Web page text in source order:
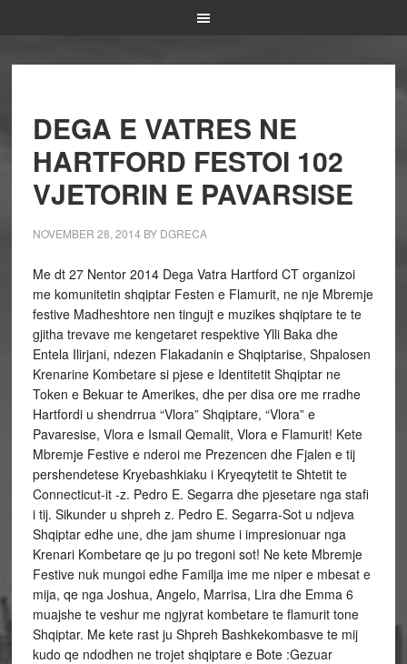
DEGA E VATRES NE
HARTFORD FESTOI 102
VJETORIN E PAVARSISE
NOVEMBER 28, 2014 BY DGRECA
Me dt 27 Nentor 2014 Dega Vatra Hartford CT organizoi
me komunitetin shqiptar Festen e Flamurit, ne nje Mbremje
festive Madheshtore nen tingujt e muzikes shqiptare te te
gjitha trevave me kengetaret respektive Ylli Baka dhe
Entela Ilirjani, ndezen Flakadanin e Shqiptarise, Shpalosen
Krenarine Kombetare si pjese e Identitetit Shqiptar ne
Token e Bekuar te Amerikes, dhe per disa ore me rradhe
Hartfordi u shendrrua “Vlora” Shqiptare, “Vlora” e
Pavaresise, Vlora e Ismail Qemalit, Vlora e Flamurit! Kete
Mbremje Festive e nderoi me Prezencen dhe Fjalen e tij
pershendetese Kryebashkiaku i Kryeqytetit te Shtetit te
Connecticut-it -z. Pedro E. Segarra dhe pjesetare nga stafi
i tij. Sikunder u shpreh z. Pedro E. Segarra-Sot u ndjeva
Shqiptar edhe une, dhe jam shume i impresionuar nga
Krenari Kombetare qe ju po tregoni sot! Ne kete Mbremje
Festive nuk mungoi edhe Familja ime me niper e mbesat e
mija, qe nga Joshua, Angelo, Marrisa, Lira dhe Emma 6
muajshe te veshur me ngjyrat kombetare te flamurit tone
Shqiptar. Me kete rast ju Shpreh Bashkekombasve te mij
kudo qe ndodhen ne trojet shqiptare e Bote :Gezuar